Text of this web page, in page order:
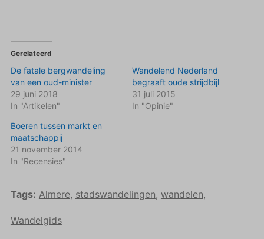
Gerelateerd
De fatale bergwandeling
van een oud-minister
29 juni 2018
In "Artikelen"
Wandelend Nederland
begraaft oude strijdbijl
31 juli 2015
In "Opinie"
Boeren tussen markt en
maatschappij
21 november 2014
In "Recensies"
Tags: Almere, stadswandelingen, wandelen,
Wandelgids